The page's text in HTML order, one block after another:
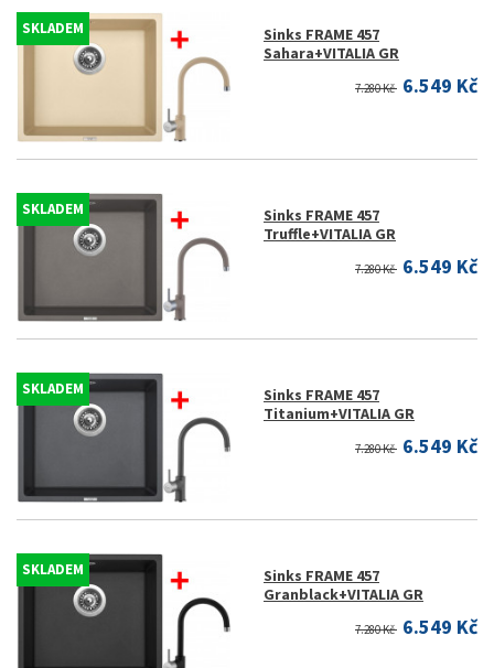
SKLADEM
Sinks FRAME 457
Sahara+VITALIA GR
7.280 Kč 6.549 Kč
SKLADEM
Sinks FRAME 457
Truffle+VITALIA GR
7.280 Kč 6.549 Kč
SKLADEM
Sinks FRAME 457
Titanium+VITALIA GR
7.280 Kč 6.549 Kč
SKLADEM
Sinks FRAME 457
Granblack+VITALIA GR
7.280 Kč 6.549 Kč